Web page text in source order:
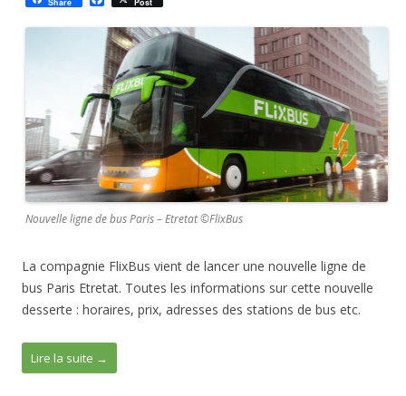
a
c
e
b
o
o
k
Nouvelle ligne de bus Paris – Etretat ©FlixBus
La compagnie FlixBus vient de lancer une nouvelle ligne de
bus Paris Etretat. Toutes les informations sur cette nouvelle
desserte : horaires, prix, adresses des stations de bus etc.
Lire la suite →